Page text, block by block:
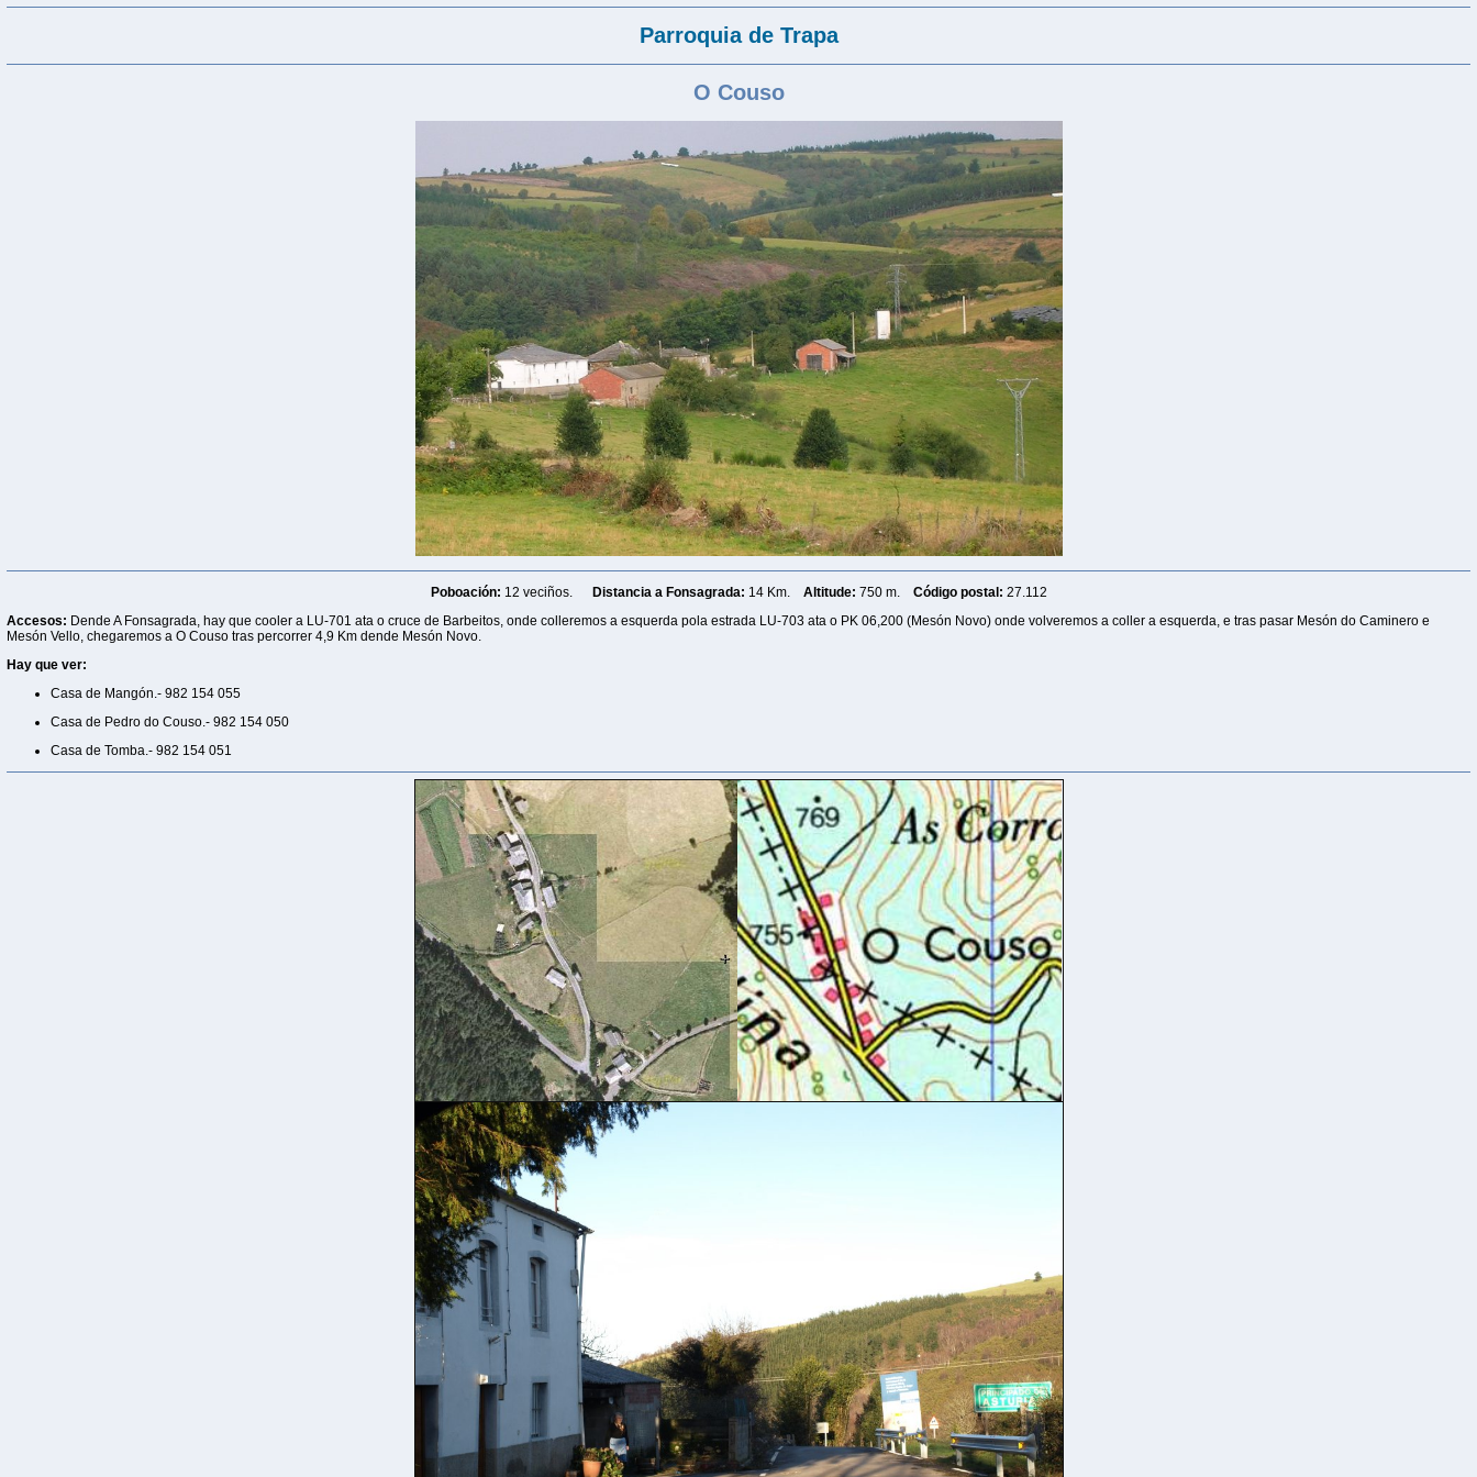
Parroquia de Trapa
O Couso
Poboación: 12 veciños. Distancia a Fonsagrada: 14 Km. Altitude: 750 m. Código postal: 27.112
Accesos: Dende A Fonsagrada, hay que cooler a LU-701 ata o cruce de Barbeitos, onde colleremos a esquerda pola estrada LU-703 ata o PK 06,200 (Mesón Novo) onde volveremos a coller a esquerda, e tras pasar Mesón do Caminero e
Mesón Vello, chegaremos a O Couso tras percorrer 4,9 Km dende Mesón Novo.
Hay que ver:
Casa de Mangón.- 982 154 055
Casa de Pedro do Couso.- 982 154 050
Casa de Tomba.- 982 154 051